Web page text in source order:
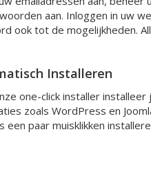
aan. Inloggen in uw
ook tot de mogelijkheden.
Installeren
one-click installer
zoals WordPress en
een paar muisklikken